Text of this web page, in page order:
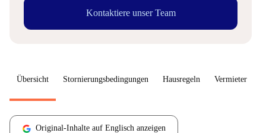
Kontaktiere unser Team
Übersicht Stornierungsbedingungen Hausregeln Vermieter
Original-Inhalte auf Englisch anzeigen